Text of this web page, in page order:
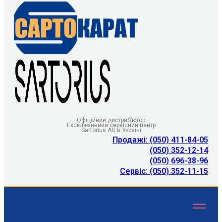
Офіційний дистриб’ютор
Ексклюзивний сервісний центр
Sartorius AG в Україні
Продажі: (050) 411-84-05
(050) 352-12-14
(050) 696-38-96
Сервіс: (050) 352-11-15